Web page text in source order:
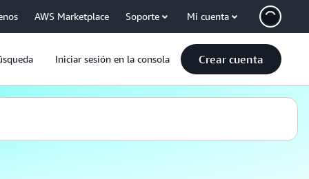
AWS Marketplace Soporte Mi cuenta
Iniciar sesión en la consola Crear cuenta